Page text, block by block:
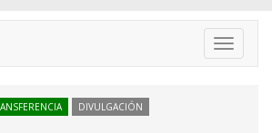
Toggle
DIVULGACIÓN